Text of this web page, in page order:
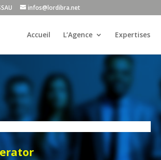
infos@lordibra.net
Accueil L’Agence Expertises